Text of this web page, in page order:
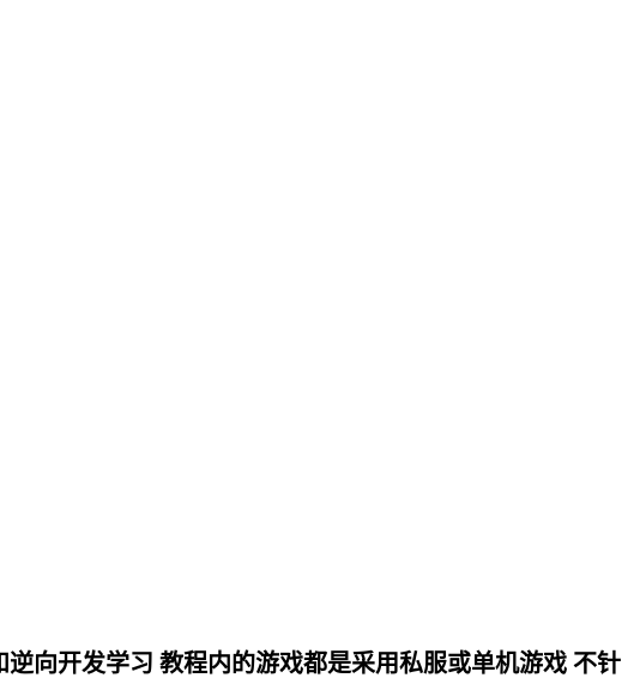
向开发学习 教程内的游戏都是采用私服或单机游戏 不针